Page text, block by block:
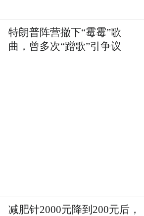
特朗普阵营撤下“霉霉”歌
曲，曾多次“蹭歌”引争议
减肥针2000元降到200元后，